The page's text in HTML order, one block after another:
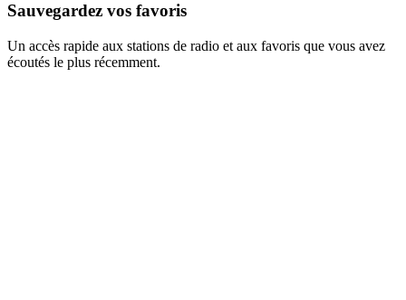
Sauvegardez vos favoris
Un accès rapide aux stations de radio et aux favoris que vous avez
écoutés le plus récemment.